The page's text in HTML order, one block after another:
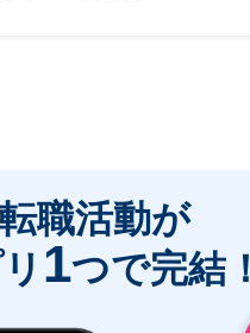
転職活動が
1つで完結！